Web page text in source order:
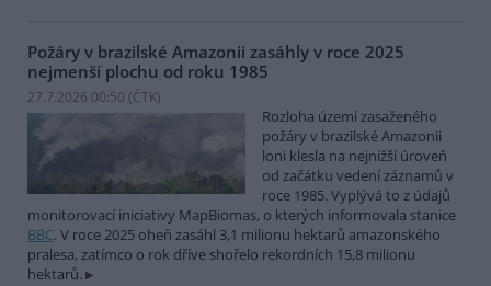
Požáry v brazilské Amazonii zasáhly v roce 2025
nejmenší plochu od roku 1985
27.7.2026 00:50 (ČTK)
Rozloha území zasaženého
požáry v brazilské Amazonii
loni klesla na nejnižší úroveň
od začátku vedení záznamů v
roce 1985. Vyplývá to z údajů
monitorovací iniciativy MapBiomas, o kterých informovala stanice
BBC. V roce 2025 oheň zasáhl 3,1 milionu hektarů amazonského
pralesa, zatímco o rok dříve shořelo rekordních 15,8 milionu
hektarů.